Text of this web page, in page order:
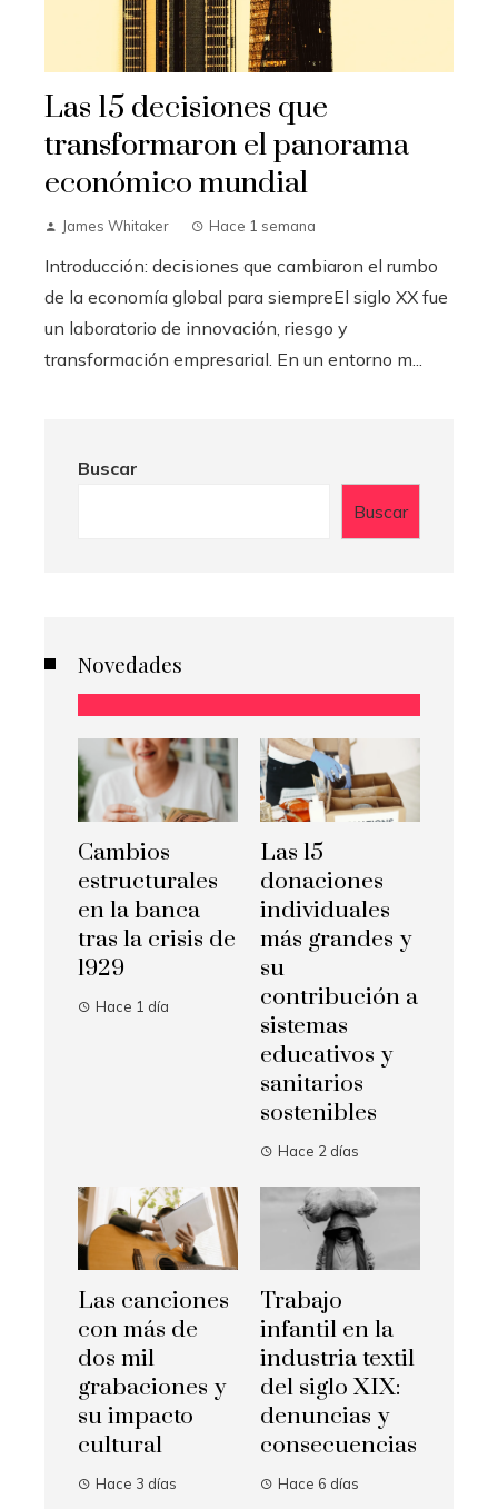
Las 15 decisiones que
transformaron el panorama
económico mundial
James Whitaker Hace 1 semana
Introducción: decisiones que cambiaron el rumbo
de la economía global para siempreEl siglo XX fue
un laboratorio de innovación, riesgo y
transformación empresarial. En un entorno m...
Buscar
Buscar
Novedades
Cambios
estructurales
en la banca
tras la crisis de
1929
Hace 1 día
Las 15
donaciones
individuales
más grandes y
su
contribución a
sistemas
educativos y
sanitarios
sostenibles
Hace 2 días
Las canciones
con más de
dos mil
grabaciones y
su impacto
cultural
Hace 3 días
Trabajo
infantil en la
industria textil
del siglo XIX:
denuncias y
consecuencias
Hace 6 días